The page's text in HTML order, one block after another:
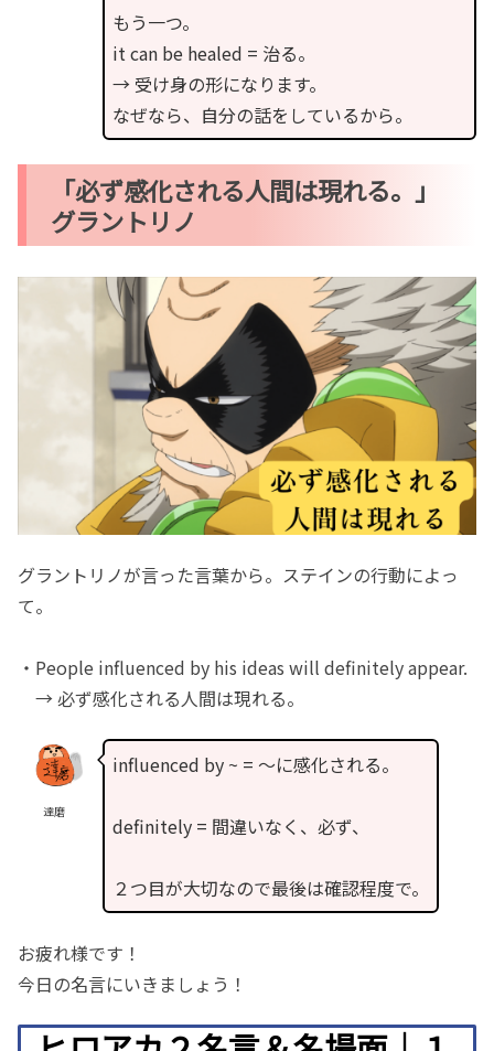
もう一つ。
it can be healed = 治る。
→ 受け身の形になります。
なぜなら、自分の話をしているから。
「必ず感化される人間は現れる。」
グラントリノ
グラントリノが言った言葉から。ステインの行動によっ
て。
・People influenced by his ideas will definitely appear.
→ 必ず感化される人間は現れる。
達磨
influenced by ~ = 〜に感化される。
definitely = 間違いなく、必ず、
２つ目が大切なので最後は確認程度で。
お疲れ様です！
今日の名言にいきましょう！